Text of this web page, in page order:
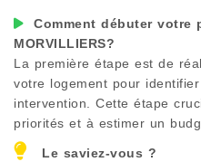
Comment débuter votre
MORVILLIERS?
La première étape est de
votre logement pour
intervention. Cette étape
priorités et à estimer un
Le saviez-vous ?